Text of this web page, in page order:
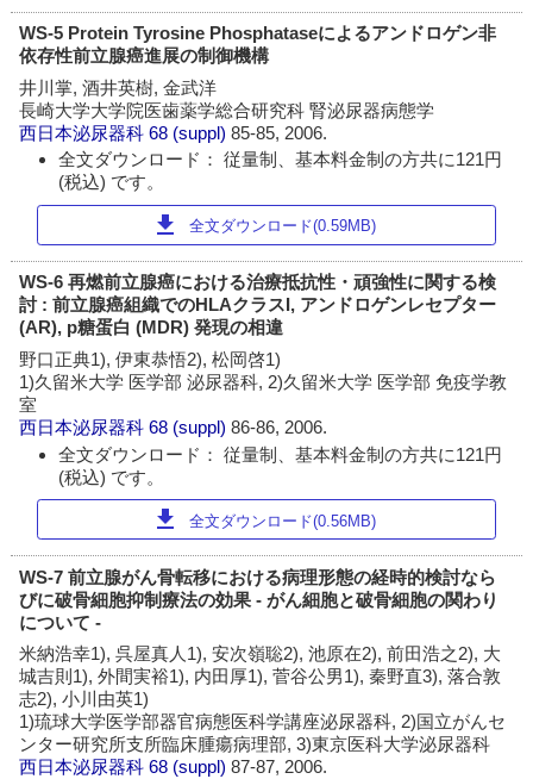
WS-5 Protein Tyrosine Phosphataseによるアンドロゲン非
依存性前立腺癌進展の制御機構
井川掌, 酒井英樹, 金武洋
長崎大学大学院医歯薬学総合研究科 腎泌尿器病態学
西日本泌尿器科 68 (suppl)85-85, 2006.
全文ダウンロード： 従量制、基本料金制の方共に121円
(税込) です。
download 全文ダウンロード(0.59MB)
WS-6 再燃前立腺癌における治療抵抗性・頑強性に関する検
討 : 前立腺癌組織でのHLAクラスI, アンドロゲンレセプター
(AR), p糖蛋白 (MDR) 発現の相違
野口正典1), 伊東恭悟2), 松岡啓1)
1)久留米大学 医学部 泌尿器科, 2)久留米大学 医学部 免疫学教
室
西日本泌尿器科 68 (suppl)86-86, 2006.
全文ダウンロード： 従量制、基本料金制の方共に121円
(税込) です。
download 全文ダウンロード(0.56MB)
WS-7 前立腺がん骨転移における病理形態の経時的検討なら
びに破骨細胞抑制療法の効果 - がん細胞と破骨細胞の関わり
について -
米納浩幸1), 呉屋真人1), 安次嶺聡2), 池原在2), 前田浩之2), 大
城吉則1), 外間実裕1), 内田厚1), 菅谷公男1), 秦野直3), 落合敦
志2), 小川由英1)
1)琉球大学医学部器官病態医科学講座泌尿器科, 2)国立がんセ
ンター研究所支所臨床腫瘍病理部, 3)東京医科大学泌尿器科
西日本泌尿器科 68 (suppl)87-87, 2006.